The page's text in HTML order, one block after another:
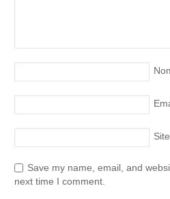
Save my name, email, and
next time I comment.